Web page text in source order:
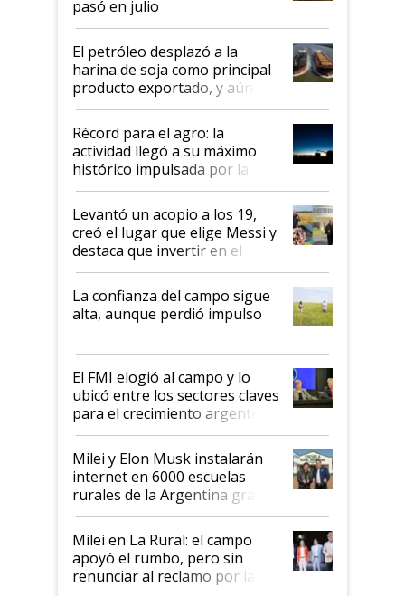
pasó en julio
El petróleo desplazó a la
harina de soja como principal
producto exportado, y aún así
el agro aportó casi seis de cada
diez dólares y sostuvo el
liderazgo en un semestre
récord
Récord para el agro: la
actividad llegó a su máximo
histórico impulsada por la
cosecha y las exportaciones
Levantó un acopio a los 19,
creó el lugar que elige Messi y
destaca que invertir en el
kirchnerismo era como "darle
plata a un hijo para droga":
Juan Félix Rossetti, el libertario
que de una dura crisis salió
de Milei
La confianza del campo sigue
alta, aunque perdió impulso
El FMI elogió al campo y lo
ubicó entre los sectores claves
para el crecimiento argentino
Milei y Elon Musk instalarán
internet en 6000 escuelas
rurales de la Argentina gracias
a un acuerdo con Starlink
Milei en La Rural: el campo
apoyó el rumbo, pero sin
renunciar al reclamo por las